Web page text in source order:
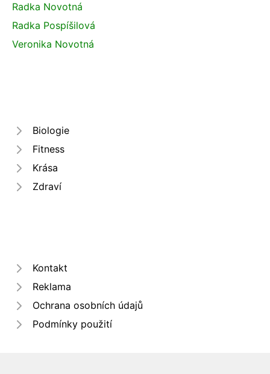
Radka Novotná
Radka Pospíšilová
Veronika Novotná
Biologie
Fitness
Krása
Zdraví
Kontakt
Reklama
Ochrana osobních údajů
Podmínky použití